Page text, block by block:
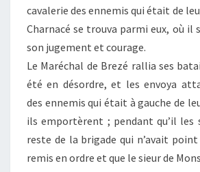
cavalerie des ennemis qui était de
Charnacé se trouva parmi eux, où il
son jugement et courage.
Le Maréchal de Brezé rallia ses
été en désordre, et les envoya
des ennemis qui était à gauche de
ils emportèrent ; pendant qu’il les
reste de la brigade qui n’avait point
remis en ordre et que le sieur de